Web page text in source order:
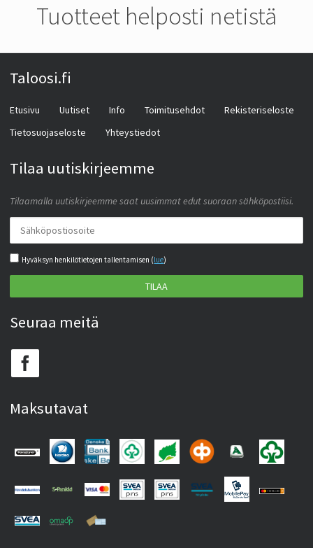
Tuotteet helposti netistä
Taloosi.fi
Etusivu Uutiset Info Toimitusehdot
Rekisteriseloste
Tietosuojaseloste
Yhteystiedot
Tilaa uutiskirjeemme
Tilaamalla uutiskirjeemme saat uusimmat edut suoraan sähköpostiisi.
Hyväksyn henkilötietojen tallentamisen (lue)
TILAA
Seuraa meitä
Maksutavat